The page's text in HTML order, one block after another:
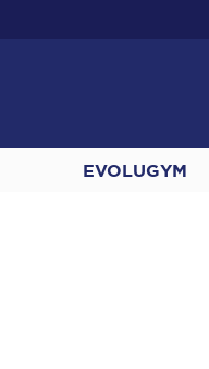
EVOLUGYM